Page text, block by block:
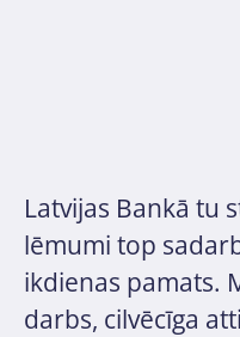
Latvijas Bankā tu
lēmumi top
ikdienas pamats.
darbs, cilvēcīga